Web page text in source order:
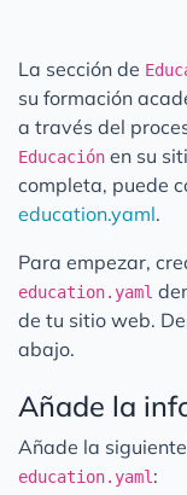
Sección
Sección
Escribiendo
Analíticas
Comentarios
Enlaces de
Los
Ejemplo de
Contribuyendo
La sección de
su formación
a través del
Educación en su
completa, puede
education.yaml.
Para empezar,
education.yaml
de tu sitio web.
abajo.
Añade la
Añade la
education.yaml :